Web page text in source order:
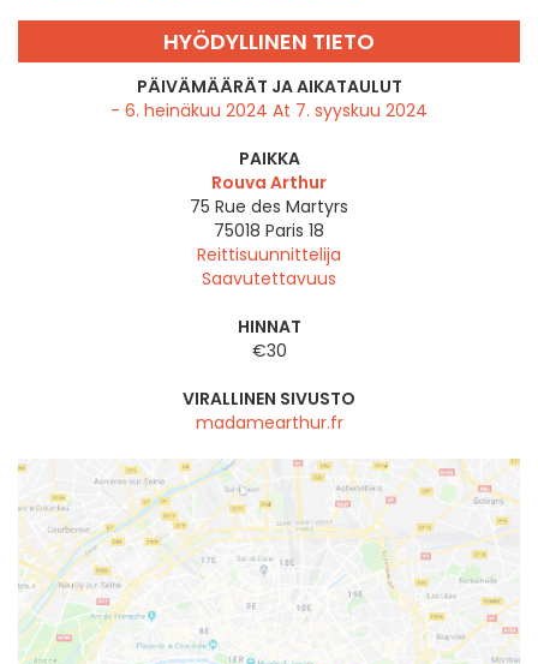
HYÖDYLLINEN TIETO
PÄIVÄMÄÄRÄT JA AIKATAULUT
- 6. heinäkuu 2024 At 7. syyskuu 2024
PAIKKA
Rouva Arthur
75 Rue des Martyrs
75018 Paris 18
Reittisuunnittelija
Saavutettavuus
HINNAT
€30
VIRALLINEN SIVUSTO
madamearthur.fr